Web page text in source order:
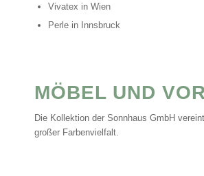
Vivatex in Wien
Perle in Innsbruck
MÖBEL UND
Die Kollektion der Sonnhaus GmbH
großer Farbenvielfalt.